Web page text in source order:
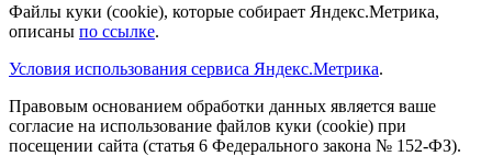
Файлы куки (cookie), которые собирает Яндекс.Метрика,
описаны по ссылке.
Условия использования сервиса Яндекс.Метрика.
Правовым основанием обработки данных является ваше
согласие на использование файлов куки (cookie) при
посещении сайта (статья 6 Федерального закона № 152-ФЗ).